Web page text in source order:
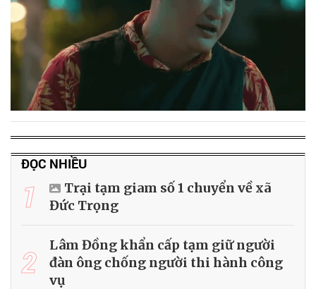
ĐỌC NHIỀU
1
Trại tạm giam số 1 chuyển về xã
Đức Trọng
2
Lâm Đồng khẩn cấp tạm giữ người
đàn ông chống người thi hành công
vụ